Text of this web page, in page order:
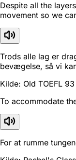
Despite all the
movement so we
Trods alle lag er
bevægelse, så vi
Kilde: Old TOEFL
To accommodate
For at rumme